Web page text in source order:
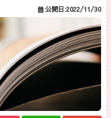
t
i
o
n
公開日:2022/11/30